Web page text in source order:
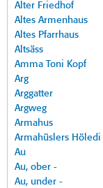
Alter Friedhof
Altes Armenhaus
Altes Pfarrhaus
Altsäss
Amma Toni Kopf
Arg
Arggatter
Argweg
Armahus
Armahüslers Höledi
Au
Au, ober -
Au, under -